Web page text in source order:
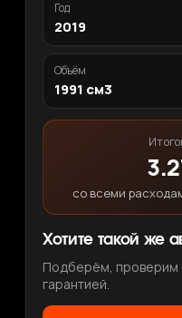
Год
2019
Объём
1991 см3
со всеми
Хотите такой же
Подберём, проверим
гарантией.